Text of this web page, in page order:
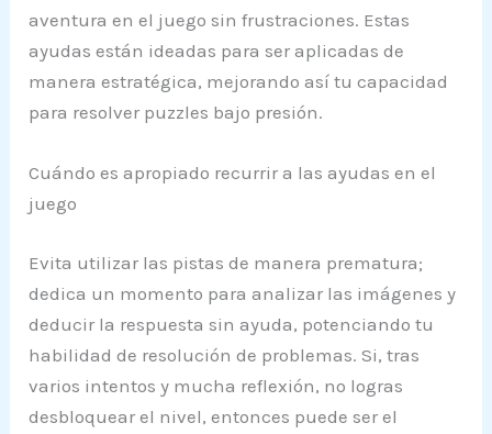
aventura en el juego sin frustraciones. Estas
ayudas están ideadas para ser aplicadas de
manera estratégica, mejorando así tu capacidad
para resolver puzzles bajo presión.
Cuándo es apropiado recurrir a las ayudas en el
juego
Evita utilizar las pistas de manera prematura;
dedica un momento para analizar las imágenes y
deducir la respuesta sin ayuda, potenciando tu
habilidad de resolución de problemas. Si, tras
varios intentos y mucha reflexión, no logras
desbloquear el nivel, entonces puede ser el